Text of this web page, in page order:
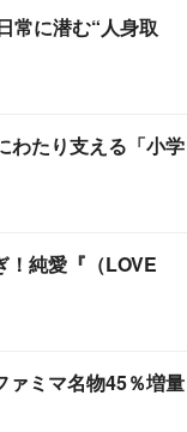
常に潜む“人身取
わたり支える「小学
！純愛『（LOVE
ァミマ名物45％増量